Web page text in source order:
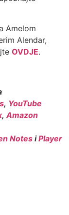
Amelom
Alendar,
OVDJE.
, YouTube
,Amazon
Notes iPlayer